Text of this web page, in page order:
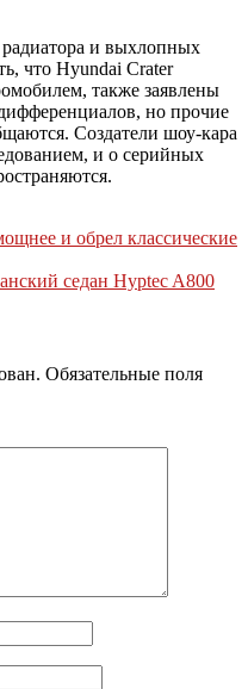
и выхлопных
что Hyundai Crater
также заявлены
но прочие
Создатели шоу-кара
и о серийных
и обрел классические
седан Hyptec A800
Обязательные поля